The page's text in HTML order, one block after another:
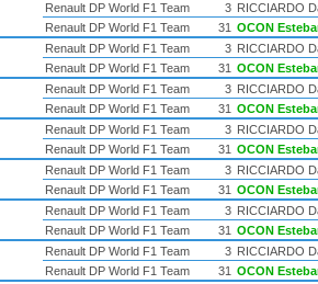
Renault DP World F1 Team 3 RICCIARDO
Renault DP World F1 Team
31 OCON
Renault DP World F1 Team 3 RICCIARDO
Renault DP World F1 Team
31 OCON
Renault DP World F1 Team 3 RICCIARDO
Renault DP World F1 Team
31 OCON
Renault DP World F1 Team 3 RICCIARDO
Renault DP World F1 Team
31 OCON
Renault DP World F1 Team 3 RICCIARDO
Renault DP World F1 Team
31 OCON
Renault DP World F1 Team 3 RICCIARDO
Renault DP World F1 Team
31 OCON
Renault DP World F1 Team 3 RICCIARDO
Renault DP World F1 Team
31 OCON